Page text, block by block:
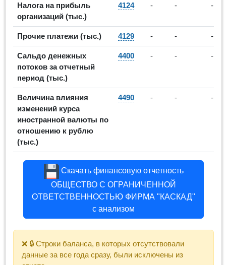
Налога на прибыль
организаций (тыс.)
4124 - - -
Прочие платежи (тыс.) 4129 - - -
Сальдо денежных
потоков за отчетный
период (тыс.)
4400 - - -
Величина влияния
изменений курса
иностранной валюты по
отношению к рублю
(тыс.)
4490 - - -
Скачать финансовую отчетность
ОБЩЕСТВО С ОГРАНИЧЕННОЙ
ОТВЕТСТВЕННОСТЬЮ ФИРМА "КАСКАД"
с анализом
❌ 🔒 Строки баланса, в которых отсутствовали
данные за все года сразу, были исключены из